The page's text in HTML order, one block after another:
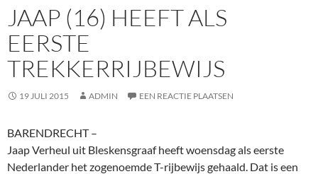
JAAP (16) HEEFT ALS
EERSTE
TREKKERRIJBEWIJS
19 JULI 2015 ADMIN EEN REACTIE PLAATSEN
BARENDRECHT –
Jaap Verheul uit Bleskensgraaf heeft woensdag als eerste
Nederlander het zogenoemde T-rijbewijs gehaald. Dat is een